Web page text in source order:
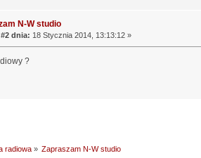
N-W studio
dnia: 18 Stycznia 2014, 13:13:12 »
?
radiowa» Zapraszam N-W studio